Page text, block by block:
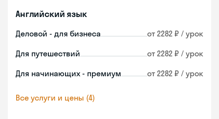
Английский язык
Деловой - для бизнеса от 2282 ₽ / урок
Для путешествий от 2282 ₽ / урок
Для начинающих - премиум от 2282 ₽ / урок
Все услуги и цены (4)